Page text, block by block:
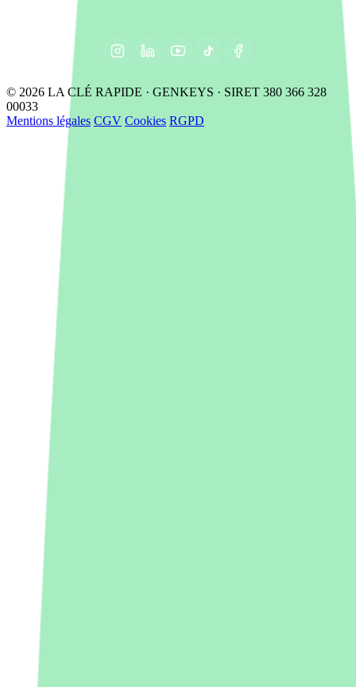
© 2026 LA CLÉ RAPIDE · GENKEYS · SIRET 380 366 328
00033
Mentions légales CGV Cookies RGPD